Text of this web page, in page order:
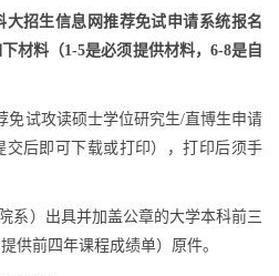
大招生信息网推荐免试申请系统报名
材料（1-5是必须提供材料， 6-8是自
免试攻读硕士学位研究生/直博生申请
后即可下载或打印），打印后须手
系）出具并加盖公章的大学本科前三
供前四年课程成绩单）原件。